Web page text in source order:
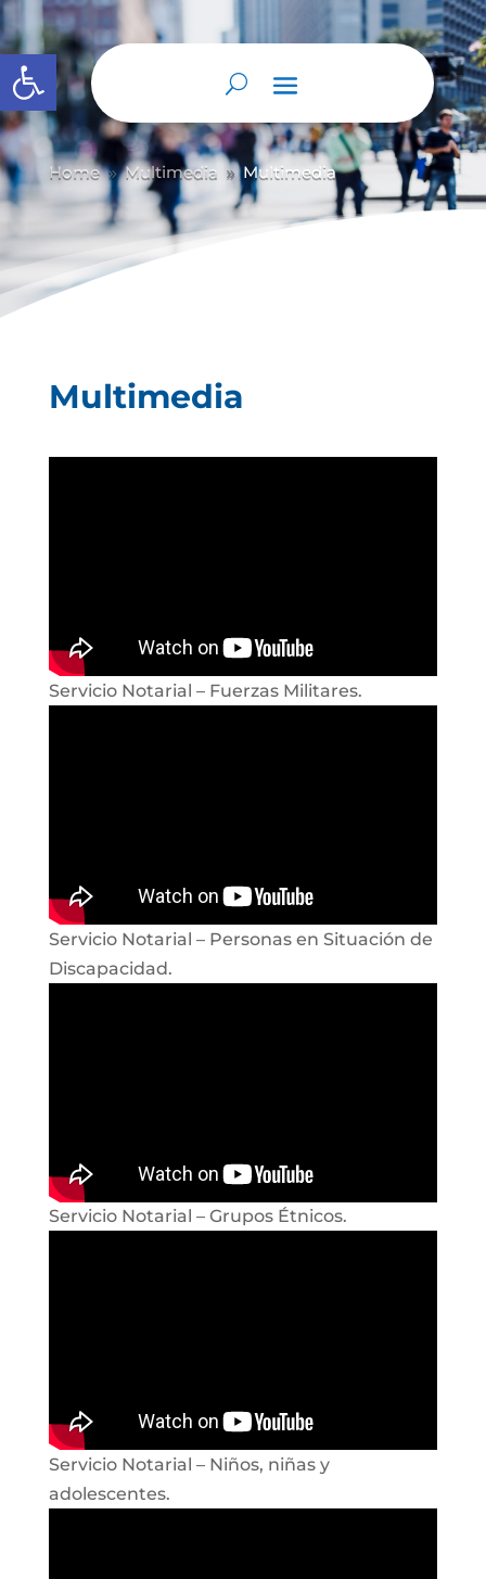
Abrir barra de herramientas
Home 9 Multimedia 9 Multimedia
Multimedia
Servicio Notarial – Fuerzas Militares.
Servicio Notarial – Personas en Situación de
Discapacidad.
Servicio Notarial – Grupos Étnicos.
Servicio Notarial – Niños, niñas y
adolescentes.